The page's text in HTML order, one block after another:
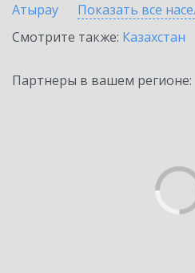
Атырау
Показать все
Смотрите также: Казахстан
Партнеры в вашем регионе: